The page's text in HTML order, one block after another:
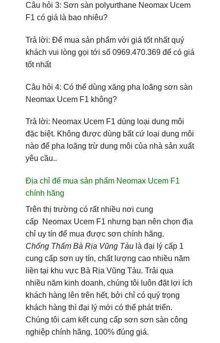
Câu hỏi 3: Sơn sàn polyurthane Neomax Ucem
F1 có giá là bao nhiêu?
Trả lời: Để mua sản phẩm với giá tốt nhất quý
khách vui lòng gọi tới số 0969.470.369để có giá
tốt nhất
Câu hỏi 4: Có thể dùng xăng pha loãng sơn sàn
Neomax Ucem F1 không?
Trả lời: Neomax Ucem F1 dùng loại dung môi
đặc biệt. Không được dùng bất cứ loại dung môi
nào để pha loãng trừ dung môi của nhà sản xuất
yêu cầu..
Địa chỉ để mua sản phẩm Neomax Ucem F1
chính hãng
Trên thị trường có rất nhiều nơi cung
cấp Neomax Ucem F1 nhưng bạn nên chọn địa
chỉ uy tín để mua được sơn chính hãng.
Chống Thấm Bà Rịa Vũng Tàu là đại lý cấp 1
cung cấp sơn uy tín, chất lượng cao nhiều năm
liền tại khu vực Bà Rịa Vũng Tàu. Trải qua
nhiều năm kinh doanh, chúng tôi luôn đặt lợi ích
khách hàng lên trên hết, bởi chỉ có quý trọng
khách hàng thì đại lý mới có thể phát triển.
Chúng tôi cam kết cung cấp sơn sơn sàn công
nghiệp chính hãng, 100% đúng giá.